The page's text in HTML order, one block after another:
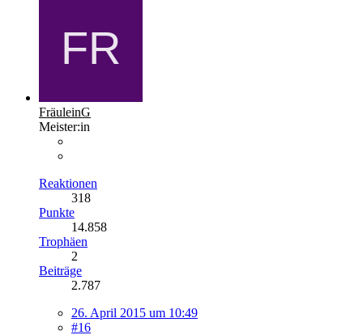
FräuleinG
Meister:in
Reaktionen
318
Punkte
14.858
Trophäen
2
Beiträge
2.787
26. April 2015 um 10:49
#16